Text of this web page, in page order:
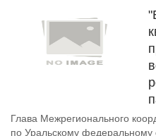
Глава Межрегионального
по Уральскому федеральному